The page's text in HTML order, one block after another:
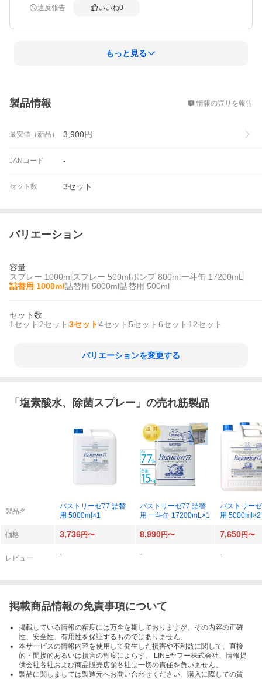
違反報告 いいね0
もっと見る
製品情報 情報の誤りを報告
最安値（新品） 3,900円
JANコード -
セット数 3セット
バリエーション
容量
スプレー 1000ml スプレー 500mlポンプ 800ml一斗缶 17200mL
詰替用 1000ml詰替用 5000ml詰替用 500ml
セット数
1セット 2セット 3セット4セット 5セット 6セット 12セット
バリエーションを変更する
「 塩素酸水、除菌スプレー 」の売れ筋製品
製品名
パストリーゼ77 詰替
用 5000ml×1
パストリーゼ77 詰替
用 一斗缶 17200mL×1
パストリー
用 5000ml×2
価格 3,736円〜 8,990円〜 7,650円〜
レビュー
- - -
掲載商品情報の免責事項について
掲載している情報の精度には万全を期しておりますが、その内容の正確
性、安全性、有用性を保証するものではありません。
本サービスの情報内容を使用して発生した損害や不利益に関して、直接
的・間接的あるいは損害の程度によらず、 LINEヤフー株式会社、情報提
供会社各社および商品販売店舗各社は一切の責任を負いません。
製品に関しましては製造元へお問い合わせください。購入に際しての質